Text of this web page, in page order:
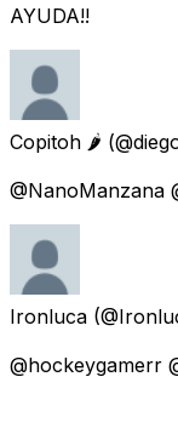
AYUDA!!
Copitoh 🌶
@NanoManzana
Ironluca
@hockeygamerr